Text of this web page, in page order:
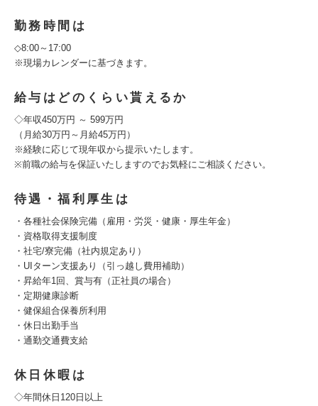
勤務時間は
◇8:00～17:00
※現場カレンダーに基づきます。
給与はどのくらい貰えるか
◇年収450万円 ～ 599万円
（月給30万円～月給45万円）
※経験に応じて現年収から提示いたします。
※前職の給与を保証いたしますのでお気軽にご相談ください。
待遇・福利厚生は
・各種社会保険完備（雇用・労災・健康・厚生年金）
・資格取得支援制度
・社宅/寮完備（社内規定あり）
・UIターン支援あり（引っ越し費用補助）
・昇給年1回、賞与有（正社員の場合）
・定期健康診断
・健保組合保養所利用
・休日出勤手当
・通勤交通費支給
休日休暇は
◇年間休日120日以上